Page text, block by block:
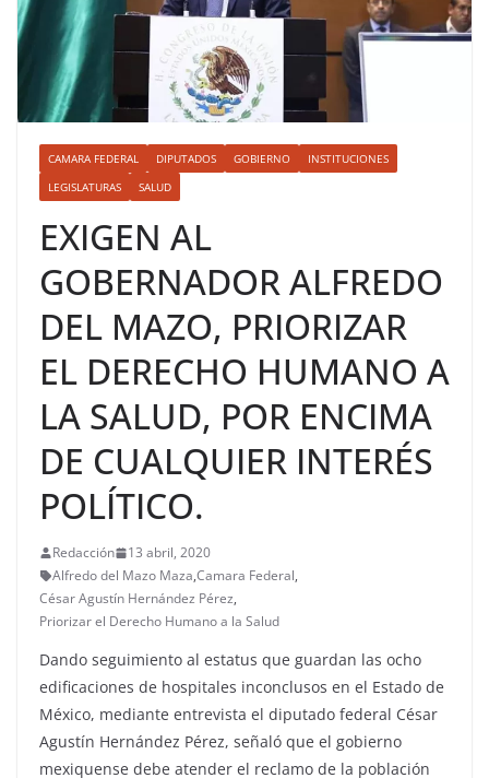
CAMARA FEDERAL DIPUTADOS GOBIERNO
INSTITUCIONES
LEGISLATURAS
SALUD
EXIGEN AL
GOBERNADOR ALFREDO
DEL MAZO, PRIORIZAR
EL DERECHO HUMANO A
LA SALUD, POR ENCIMA
DE CUALQUIER INTERÉS
POLÍTICO.
Redacción
13 abril, 2020
Alfredo del Mazo Maza,Camara Federal,
César Agustín Hernández Pérez,
Priorizar el Derecho Humano a la Salud
Dando seguimiento al estatus que guardan las ocho
edificaciones de hospitales inconclusos en el Estado de
México, mediante entrevista el diputado federal César
Agustín Hernández Pérez, señaló que el gobierno
mexiquense debe atender el reclamo de la población